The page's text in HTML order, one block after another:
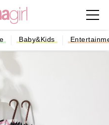
Baby&Kids